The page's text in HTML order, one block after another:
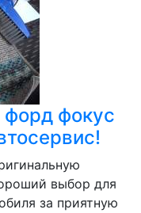
форд фокус
выбор для
за приятную